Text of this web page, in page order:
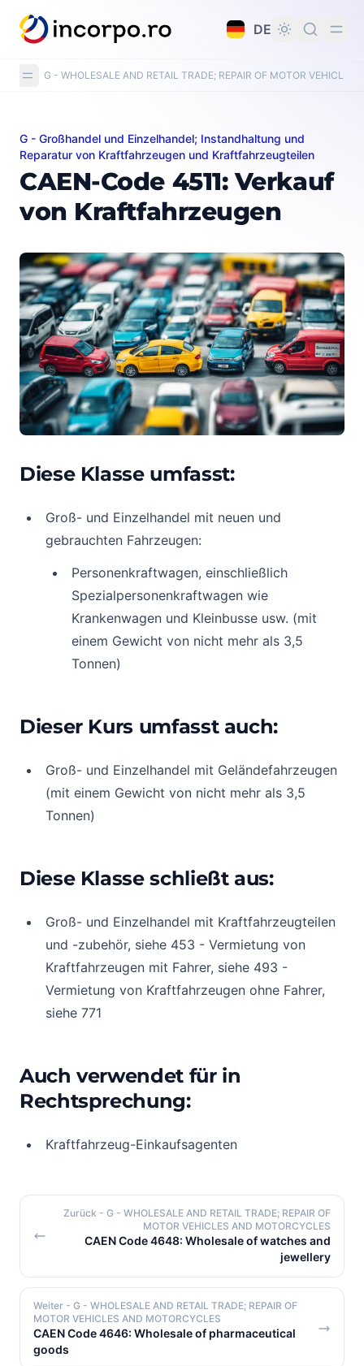
springen
DE
G - WHOLESALE AND RETAIL TRADE; REPAIR OF MOTOR VEHICLES
CAEN-Code 4511: Verkauf von Kraftfahrzeugen
G - Großhandel und Einzelhandel; Instandhaltung und
Reparatur von Kraftfahrzeugen und Kraftfahrzeugteilen
CAEN-Code 4511: Verkauf
von Kraftfahrzeugen
Diese Klasse umfasst:
Groß- und Einzelhandel mit neuen und
gebrauchten Fahrzeugen:
Personenkraftwagen, einschließlich
Spezialpersonenkraftwagen wie
Krankenwagen und Kleinbusse usw. (mit
einem Gewicht von nicht mehr als 3,5
Tonnen)
Dieser Kurs umfasst auch:
Groß- und Einzelhandel mit Geländefahrzeugen
(mit einem Gewicht von nicht mehr als 3,5
Tonnen)
Diese Klasse schließt aus:
Groß- und Einzelhandel mit Kraftfahrzeugteilen
und -zubehör, siehe 453 - Vermietung von
Kraftfahrzeugen mit Fahrer, siehe 493 -
Vermietung von Kraftfahrzeugen ohne Fahrer,
siehe 771
Auch verwendet für in
Rechtsprechung:
Kraftfahrzeug-Einkaufsagenten
Zurück - G - WHOLESALE AND RETAIL TRADE; REPAIR OF
MOTOR VEHICLES AND MOTORCYCLES
CAEN Code 4648: Wholesale of watches and
jewellery
Weiter - G - WHOLESALE AND RETAIL TRADE; REPAIR OF
MOTOR VEHICLES AND MOTORCYCLES
CAEN Code 4646: Wholesale of pharmaceutical
goods